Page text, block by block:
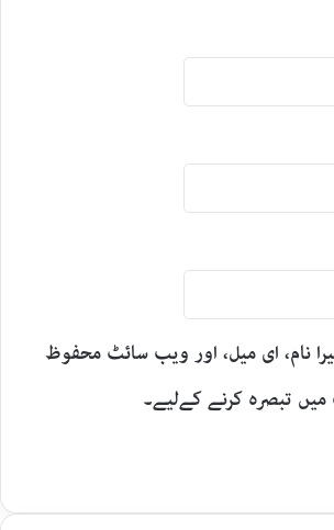
نام، ای میل، اور ویب سائٹ محفوظ
میں تبصرہ کرنے کےلیے۔